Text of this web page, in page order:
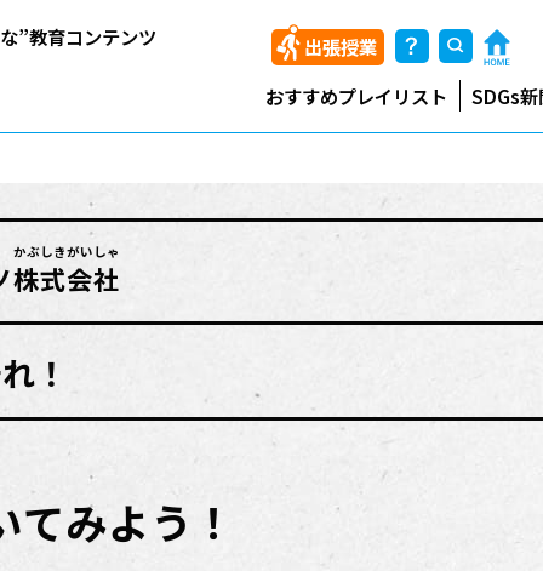
出張授業
おすすめプレイリスト
SDGs
”教育コンテンツ
株式会社
かぶしきがいしゃ
れ！
みよう！